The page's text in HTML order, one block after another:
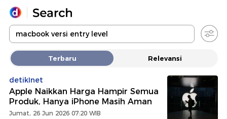
Yang sedang ramai dicari
Loading...
Promoted
Terbaru Relevansi
detikInet
Apple Naikkan Harga Hampir Semua
Produk, Hanya iPhone Masih Aman
Jumat, 26 Jun 2026 07:20 WIB